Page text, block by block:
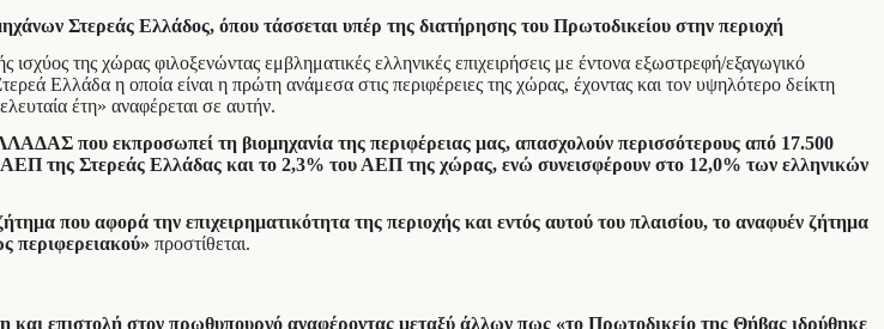
Στερεάς Ελλάδος, όπου τάσσεται υπέρ της διατήρησης του Πρωτοδικείου στην περιοχή
της χώρας φιλοξενώντας εμβληματικές ελληνικές επιχειρήσεις με έντονα εξωστρεφή/εξαγωγικό
Ελλάδα η οποία είναι η πρώτη ανάμεσα στις περιφέρειες της χώρας, έχοντας και τον υψηλότερο δείκτη
έτη» αναφέρεται σε αυτήν.
εκπροσωπεί τη βιομηχανία της περιφέρειας μας, απασχολούν περισσότερους από 17.500
της Στερεάς Ελλάδας και το 2,3% του ΑΕΠ της χώρας, ενώ συνεισφέρουν στο 12,0% των ελληνικών
που αφορά την επιχειρηματικότητα της περιοχής και εντός αυτού του πλαισίου, το αναφυέν ζήτημα
περιφερειακού» προστίθεται.
και επιστολή στον πρωθυπουργό αναφέροντας μεταξύ άλλων πως «το Πρωτοδικείο της Θήβας ιδρύθηκε